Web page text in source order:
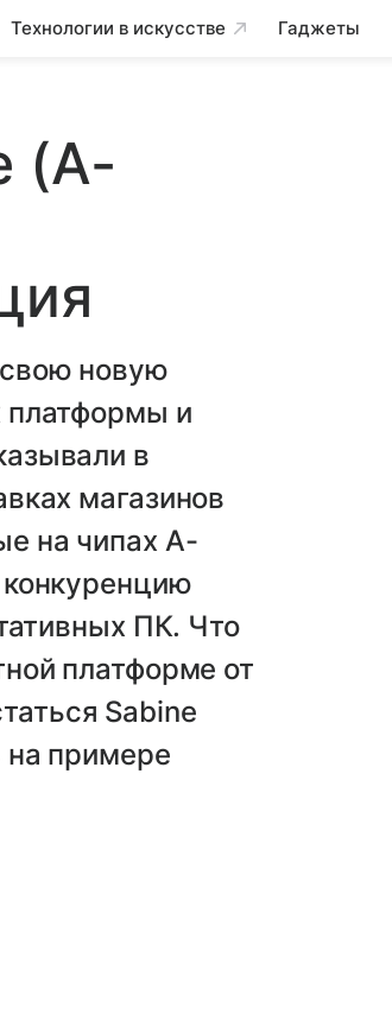
Технологии в искусстве Гаджеты
(A-
новую
платформы и
в
магазинов
на чипах A-
ПК. Что
платформе от
Sabine
на примере